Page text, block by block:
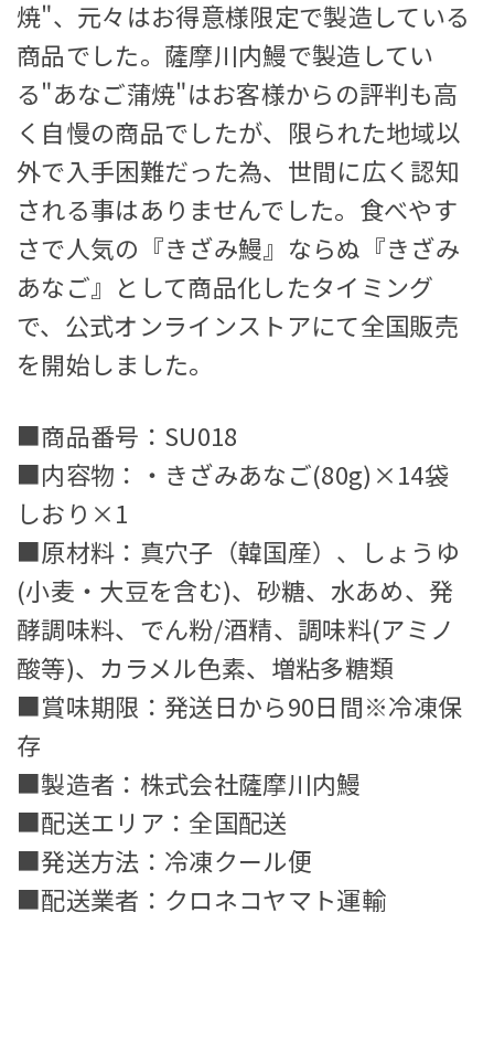
焼"、元々はお得意様限定で製造している
商品でした。薩摩川内鰻で製造してい
る"あなご蒲焼"はお客様からの評判も高
く自慢の商品でしたが、限られた地域以
外で入手困難だった為、世間に広く認知
される事はありませんでした。食べやす
さで人気の『きざみ鰻』ならぬ『きざみ
あなご』として商品化したタイミング
で、公式オンラインストアにて全国販売
を開始しました。
■商品番号 ：SU018
■内容物 ：・きざみあなご(80g)×14袋
しおり×1
■原材料 ：真穴子（韓国産）、しょうゆ
(小麦・大豆を含む)、砂糖、水あめ、発
酵調味料、でん粉/酒精、調味料(アミノ
酸等)、カラメル色素、増粘多糖類
■賞味期限 ：発送日から90日間※冷凍保
存
■製造者 ：株式会社薩摩川内鰻
■配送エリア ：全国配送
■発送方法 ：冷凍クール便
■配送業者 ：クロネコヤマト運輸